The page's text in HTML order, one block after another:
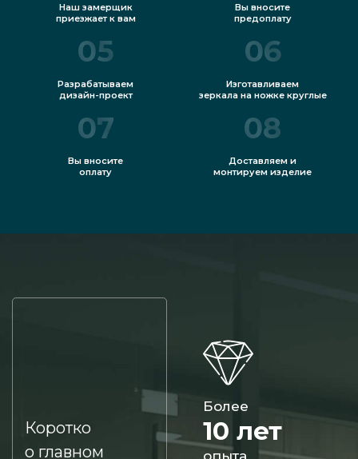
Наш замерщик
приезжает к вам
Вы вносите
предоплату
05
Разрабатываем
дизайн-проект
06
Изготавливаем
зеркала на ножке круглые
07
Вы вносите
оплату
08
Доставляем и
монтируем изделие
Коротко
о главном
Более
10 лет